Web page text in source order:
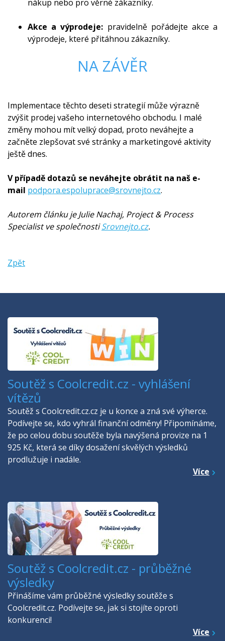
nákup nebo pro věrné zákazníky.
Akce a výprodeje: pravidelně pořádejte akce a
výprodeje, které přitáhnou zákazníky.
NA ZÁVĚR
Implementace těchto deseti strategií může výrazně
zvýšit prodej vašeho internetového obchodu. I malé
změny mohou mít velký dopad, proto neváhejte a
začněte zlepšovat své stránky a marketingové aktivity
ještě dnes.
V případě dotazů se neváhejte obrátit na naš e-
mail podpora.espoluprace@srovnejto.cz.
Autorem článku je Julie Nachaj, Project & Process
Specialist ve společnostiSrovnejto.cz.
Zpět
Soutěž s Coolcredit.cz - vyhlášení
vítězů
Soutěž s Coolcredit.cz.cz je u konce a zná své výherce.
Podívejte se, kdo vyhrál finanční odměny! Připomínáme,
že po celou dobu soutěže byla navýšená provize na 1
925 Kč, která se díky dosažení skvělých výsledků
prodlužuje i nadále.
Více
Soutěž s Coolcredit.cz - průběžné
výsledky
Přinášíme vám průběžné výsledky soutěže s
Coolcredit.cz. Podívejte se, jak si stojíte oproti
konkurenci!
Více